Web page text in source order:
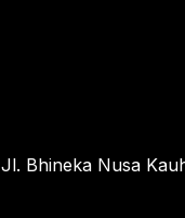
Jl. Bhineka Nusa